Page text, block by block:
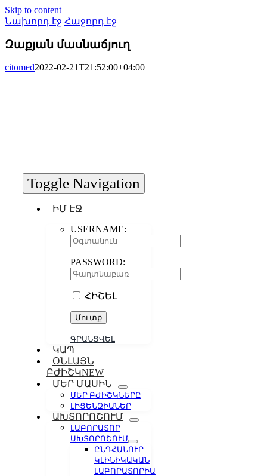
Skip to content
Toggle Navigation
ԻՄ ԷՋ
USERNAME:
PASSWORD:
ՀԻՇԵԼ
ԳՐԱՆՑՎԵԼ
ԿԱՊ
ՕՆԼԱՅՆ
ԲԺԻՇԿNEW
ՄԵՐ ՄԱՍԻՆ
ՄԵՐ ԲԺԻՇԿՆԵՐԸ
ԼԻՑԵՆԶԻԱՆԵՐ
ԱԽՏՈՐՈՇՈՒՄ
ԼԱԲՈՐԱՏՈՐ
ԱԽՏՈՐՈՇՈՒՄ
ԸՆԴՀԱՆՈՒՐ
ԿԼԻՆԻԿԱԿԱՆ
ԼԱԲՈՐԱՏՈՐԻԱ
Նախորդ էջ Հաջորդ էջ
Զաքյան մասնաճյուղ
citomed2022-02-21T21:52:00+04:00